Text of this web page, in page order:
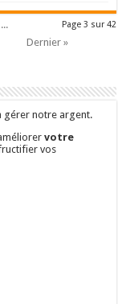
Page 3 sur 42
...
Dernier »
gérer notre argent.
votre
vos